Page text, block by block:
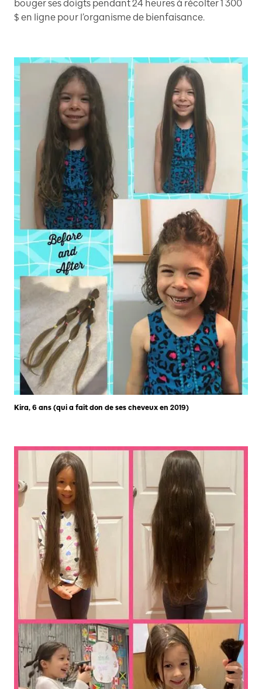
bouger ses doigts pendant 24 heures à récolter 1 300
$ en ligne pour l’organisme de bienfaisance.
Kira, 6 ans (qui a fait don de ses cheveux en 2019)